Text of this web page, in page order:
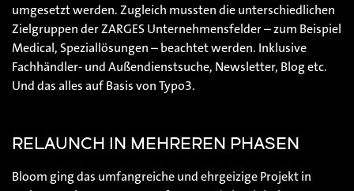
umgesetzt werden. Zugleich mussten die unterschiedlichen
Zielgruppen der ZARGES Unternehmensfelder – zum Beispiel
Medical, Speziallösungen – beachtet werden. Inklusive
Fachhändler- und Außendienstsuche, Newsletter, Blog etc.
Und das alles auf Basis von Typo3.
RELAUNCH IN MEHREREN PHASEN
Bloom ging das umfangreiche und ehrgeizige Projekt in